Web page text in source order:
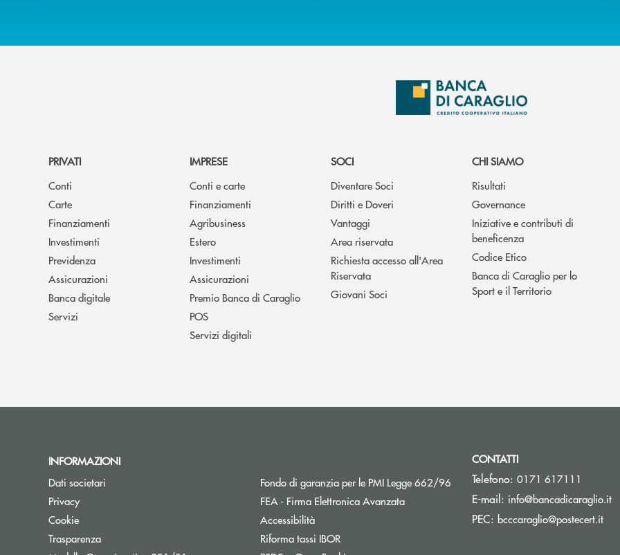
PRIVATI
Conti
Carte
Finanziamenti
Investimenti
Previdenza
Assicurazioni
Banca digitale
Servizi
IMPRESE
Conti e carte
Finanziamenti
Agribusiness
Estero
Investimenti
Assicurazioni
Premio Banca di Caraglio
POS
Servizi digitali
SOCI
Diventare Soci
Diritti e Doveri
Vantaggi
Area riservata
Richiesta accesso all'Area
Riservata
Giovani Soci
CHI SIAMO
Risultati
Governance
Iniziative e contributi di
beneficenza
Codice Etico
Banca di Caraglio per lo
Sport e il Territorio
INFORMAZIONI
Dati societari
Privacy
Cookie
Trasparenza
Fondo di garanzia per le PMI Legge 662/96 Apre una nuova finestra
FEA - Firma Elettronica Avanzata
AccessibilitàApre una nuova finestra
Riforma tassi IBORApre una nuova finestra
CONTATTI
Telefono: 0171 617111
E-mail: info@bancadicaraglio.it
PEC: bcccaraglio@postecert.it(si